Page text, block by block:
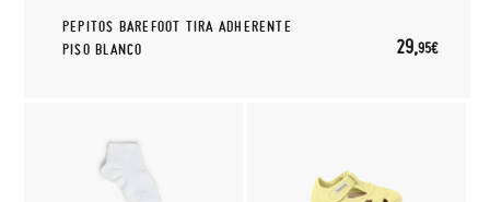
PEPITOS BAREFOOT TIRA ADHERENTE
PISO BLANCO
29,95€